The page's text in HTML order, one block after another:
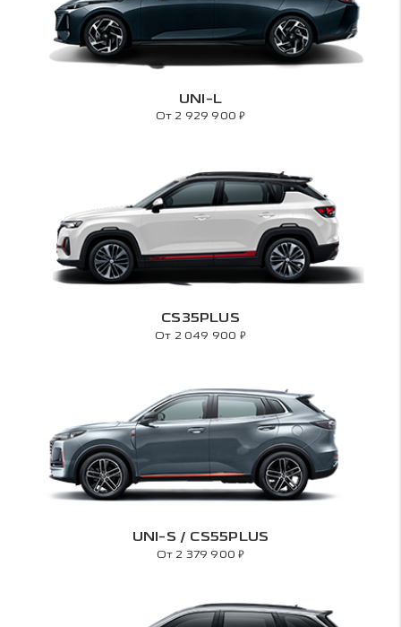
UNI-L
От 2 929 900₽
CS35PLUS
От 2 049 900 ₽
UNI-S / CS55PLUS
От 2 379 900₽